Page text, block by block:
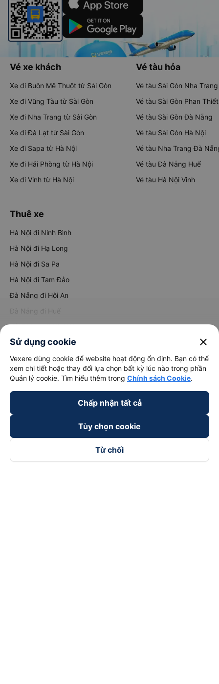
Vé xe khách
Xe đi Buôn Mê Thuột từ Sài Gòn
Xe đi Vũng Tàu từ Sài Gòn
Xe đi Nha Trang từ Sài Gòn
Xe đi Đà Lạt từ Sài Gòn
Xe đi Sapa từ Hà Nội
Xe đi Hải Phòng từ Hà Nội
Xe đi Vinh từ Hà Nội
Vé tàu hỏa
Vé tàu Sài Gòn Nha Trang
Vé tàu Sài Gòn Phan Thiết
Vé tàu Sài Gòn Đà Nẵng
Vé tàu Sài Gòn Hà Nội
Vé tàu Nha Trang Đà
Vé tàu Đà Nẵng Huế
Vé tàu Hà Nội Vinh
Thuê xe
Hà Nội đi Ninh Bình
Hà Nội đi Hạ Long
Hà Nội đi Sa Pa
Hà Nội đi Tam Đảo
Đà Nẵng đi Hội An
Đà Nẵng đi Huế
Hải Phòng đi Hà Nội
keyboard_arrow_down
Về chúng tôi
keyboard_arrow_down
Hỗ trợ
Sử dụng cookie close
Vexere dùng cookie để website hoạt động ổn định. Bạn có thể
xem chi tiết hoặc thay đổi lựa chọn bất kỳ lúc nào trong phần
Quản lý cookie. Tìm hiểu thêm trong Chính sách Cookie.
Chấp nhận tất cả
Tùy chọn cookie
Từ chối